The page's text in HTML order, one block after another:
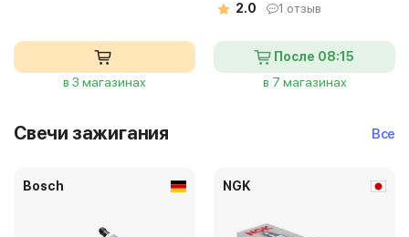
в 3 магазинах
2.0
1 отзыв
После 08:15
в 7 магазинах
Свечи зажигания Все
Bosch NGK